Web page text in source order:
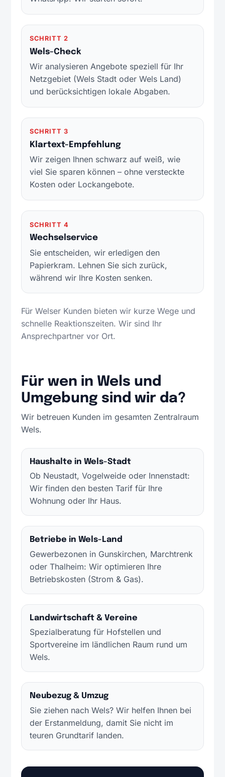
SCHRITT 2
Wels-Check
Wir analysieren Angebote speziell für Ihr
Netzgebiet (Wels Stadt oder Wels Land)
und berücksichtigen lokale Abgaben.
SCHRITT 3
Klartext-Empfehlung
Wir zeigen Ihnen schwarz auf weiß, wie
viel Sie sparen können – ohne versteckte
Kosten oder Lockangebote.
SCHRITT 4
Wechselservice
Sie entscheiden, wir erledigen den
Papierkram. Lehnen Sie sich zurück,
während wir Ihre Kosten senken.
Für Welser Kunden bieten wir kurze Wege und
schnelle Reaktionszeiten. Wir sind Ihr
Ansprechpartner vor Ort.
Für wen in Wels und
Umgebung sind wir da?
Wir betreuen Kunden im gesamten Zentralraum
Wels.
Haushalte in Wels-Stadt
Ob Neustadt, Vogelweide oder Innenstadt:
Wir finden den besten Tarif für Ihre
Wohnung oder Ihr Haus.
Betriebe in Wels-Land
Gewerbezonen in Gunskirchen, Marchtrenk
oder Thalheim: Wir optimieren Ihre
Betriebskosten (Strom & Gas).
Landwirtschaft & Vereine
Spezialberatung für Hofstellen und
Sportvereine im ländlichen Raum rund um
Wels.
Neubezug & Umzug
Sie ziehen nach Wels? Wir helfen Ihnen bei
der Erstanmeldung, damit Sie nicht im
teuren Grundtarif landen.